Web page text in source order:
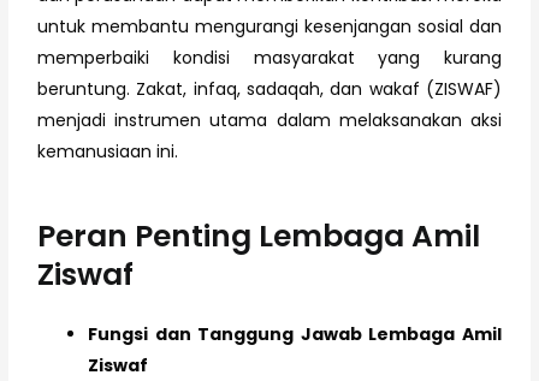
untuk membantu mengurangi kesenjangan sosial dan
memperbaiki kondisi masyarakat yang kurang
beruntung. Zakat, infaq, sadaqah, dan wakaf (ZISWAF)
menjadi instrumen utama dalam melaksanakan aksi
kemanusiaan ini.
Peran Penting Lembaga Amil
Ziswaf
Fungsi dan Tanggung Jawab Lembaga Amil
Ziswaf